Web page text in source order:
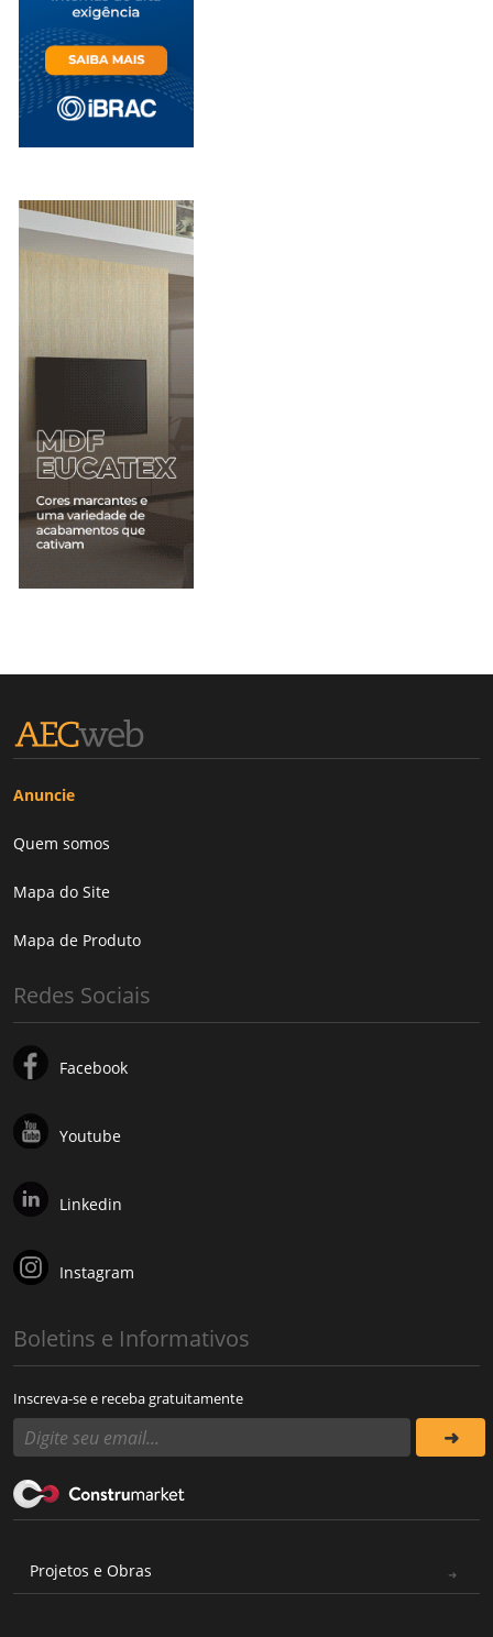
Anuncie
Quem somos
Mapa do Site
Mapa de Produto
Redes Sociais
Facebook
Youtube
Linkedin
Instagram
Boletins e Informativos
Inscreva-se e receba gratuitamente
Projetos e Obras